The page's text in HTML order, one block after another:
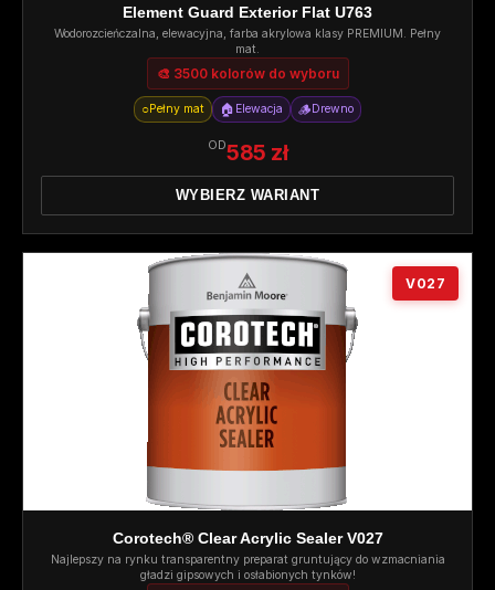
Element Guard Exterior Flat U763
Wodorozcieńczalna, elewacyjna, farba akrylowa klasy PREMIUM. Pełny
mat.
🎨 3500 kolorów do wyboru
○Pełny mat 🏠 Elewacja 🪵Drewno
OD585 zł
WYBIERZ WARIANT
V027
Corotech® Clear Acrylic Sealer V027
Najlepszy na rynku transparentny preparat gruntujący do wzmacniania
gładzi gipsowych i osłabionych tynków!